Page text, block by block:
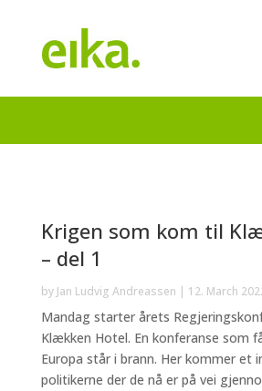
Krigen som kom til
– del 1
by Jan Ludvig Andreassen | 12. March
Mandag starter årets
Klækken Hotel. En konferanse som
Europa står i brann. Her kommer et
politikerne der de nå er på vei